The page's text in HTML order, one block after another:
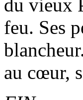
du vieux
feu. Ses
au cœur,